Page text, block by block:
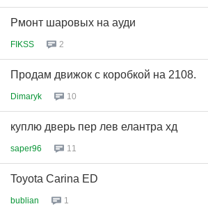
Рмонт шаровых на ауди
FIKSS 2
Продам движок с коробкой на 2108.
Dimaryk 10
куплю дверь пер лев елантра хд
saper96 11
Toyota Carina ED
bublian 1